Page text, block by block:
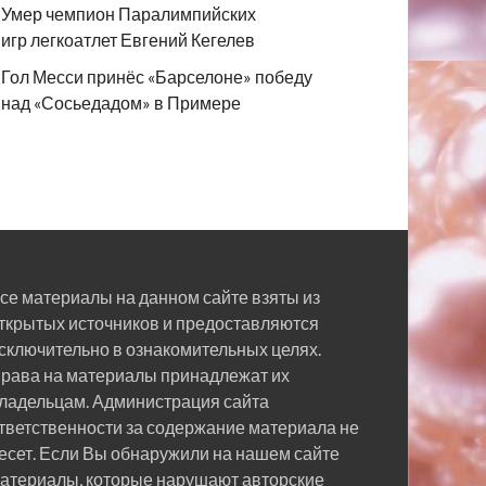
Умер чемпион Паралимпийских
игр легкоатлет Евгений Кегелев
Гол Месси принёс «Барселоне» победу
над «Сосьедадом» в Примере
материалы на данном сайте взяты из
источников и предоставляются
в ознакомительных целях.
на материалы принадлежат их
Администрация сайта
за содержание материала не
Если Вы обнаружили на нашем сайте
которые нарушают авторские